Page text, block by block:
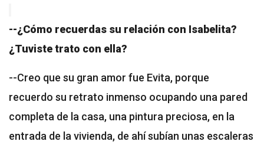
--¿Cómo recuerdas su relación con Isabelita?
¿Tuviste trato con ella?
--Creo que su gran amor fue Evita, porque
recuerdo su retrato inmenso ocupando una pared
completa de la casa, una pintura preciosa, en la
entrada de la vivienda, de ahí subían unas escaleras